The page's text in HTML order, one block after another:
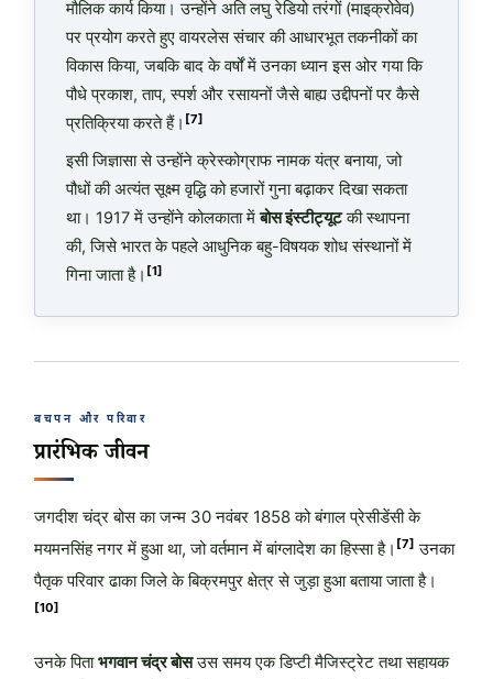
मौलिक कार्य किया। उन्होंने अति लघु रेडियो तरंगों (माइक्रोवेव)
पर प्रयोग करते हुए वायरलेस संचार की आधारभूत तकनीकों का
विकास किया, जबकि बाद के वर्षों में उनका ध्यान इस ओर गया कि
पौधे प्रकाश, ताप, स्पर्श और रसायनों जैसे बाह्य उद्दीपनों पर कैसे
प्रतिक्रिया करते हैं। [7]
इसी जिज्ञासा से उन्होंने क्रेस्कोग्राफ नामक यंत्र बनाया, जो
पौधों की अत्यंत सूक्ष्म वृद्धि को हजारों गुना बढ़ाकर दिखा सकता
था। 1917 में उन्होंने कोलकाता मेंबोस इंस्टीट्यूटकी स्थापना
की, जिसे भारत के पहले आधुनिक बहु-विषयक शोध संस्थानों में
गिना जाता है। [1]
बचपन और परिवार
प्रारंभिक जीवन
जगदीश चंद्र बोस का जन्म 30 नवंबर 1858को बंगाल प्रेसीडेंसी के
मयमनसिंह नगर में हुआ था, जो वर्तमान में बांग्लादेश का हिस्सा है। [7] उनका
पैतृक परिवार ढाका जिले के बिक्रमपुर क्षेत्र से जुड़ा हुआ बताया जाता है।
[10]
उनके पिताभगवान चंद्र बोसउस समय एक डिप्टी मैजिस्ट्रेट तथा सहायक